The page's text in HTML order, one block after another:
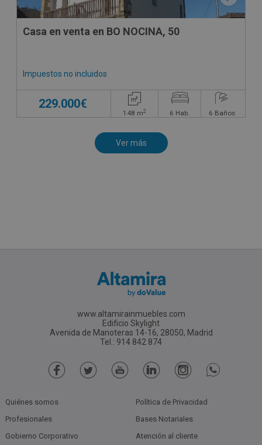
Casa en venta en BO NOCINA, 50
Impuestos no incluidos
229.000€
148 m2 6 Hab. 6 Baños
www.altamirainmuebles.com
Edificio Skylight
Avenida de Manoteras 14-16, 28050, Madrid
Tel.: 914 842 874
Quiénes somos
Profesionales
Gobierno Corporativo
Política de Privacidad
Bases Notariales
Atención al cliente